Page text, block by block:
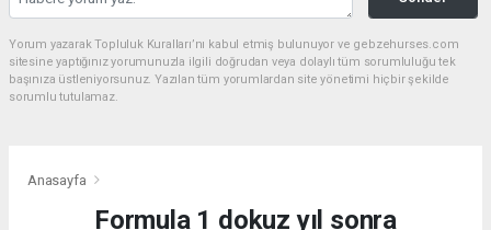
Yorum yazarak Topluluk Kuralları’nı kabul etmiş bulunuyor ve gebzehurses.com
sitesine yaptığınız yorumunuzla ilgili doğrudan veya dolaylı tüm sorumluluğu tek
başınıza üstleniyorsunuz. Yazılan tüm yorumlardan site yönetimi hiçbir şekilde
sorumlu tutulamaz.
Anasayfa
Formula 1 dokuz yıl sonra